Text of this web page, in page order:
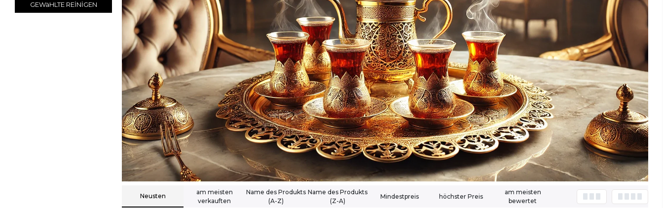
GEWäHLTE REİNİGEN
Neusten
am meisten
verkauften
Name des Produkts
(A-Z)
Name des Produkts
(Z-A)
Mindestpreis höchster Preis
am meisten
bewertet